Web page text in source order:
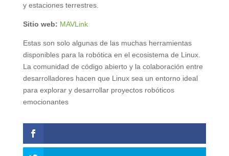
y estaciones terrestres.
Sitio web: MAVLink
Estas son solo algunas de las muchas herramientas
disponibles para la robótica en el ecosistema de Linux.
La comunidad de código abierto y la colaboración entre
desarrolladores hacen que Linux sea un entorno ideal
para explorar y desarrollar proyectos robóticos
emocionantes